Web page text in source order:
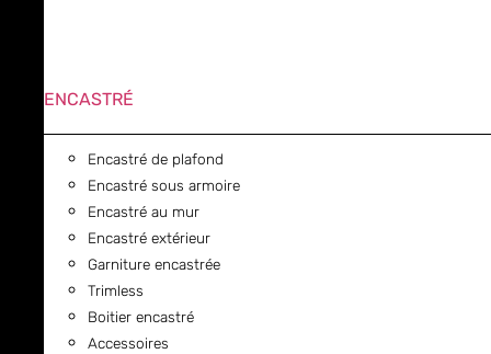
ENCASTRÉ
Encastré de plafond
Encastré sous armoire
Encastré au mur
Encastré extérieur
Garniture encastrée
Trimless
Boitier encastré
Accessoires